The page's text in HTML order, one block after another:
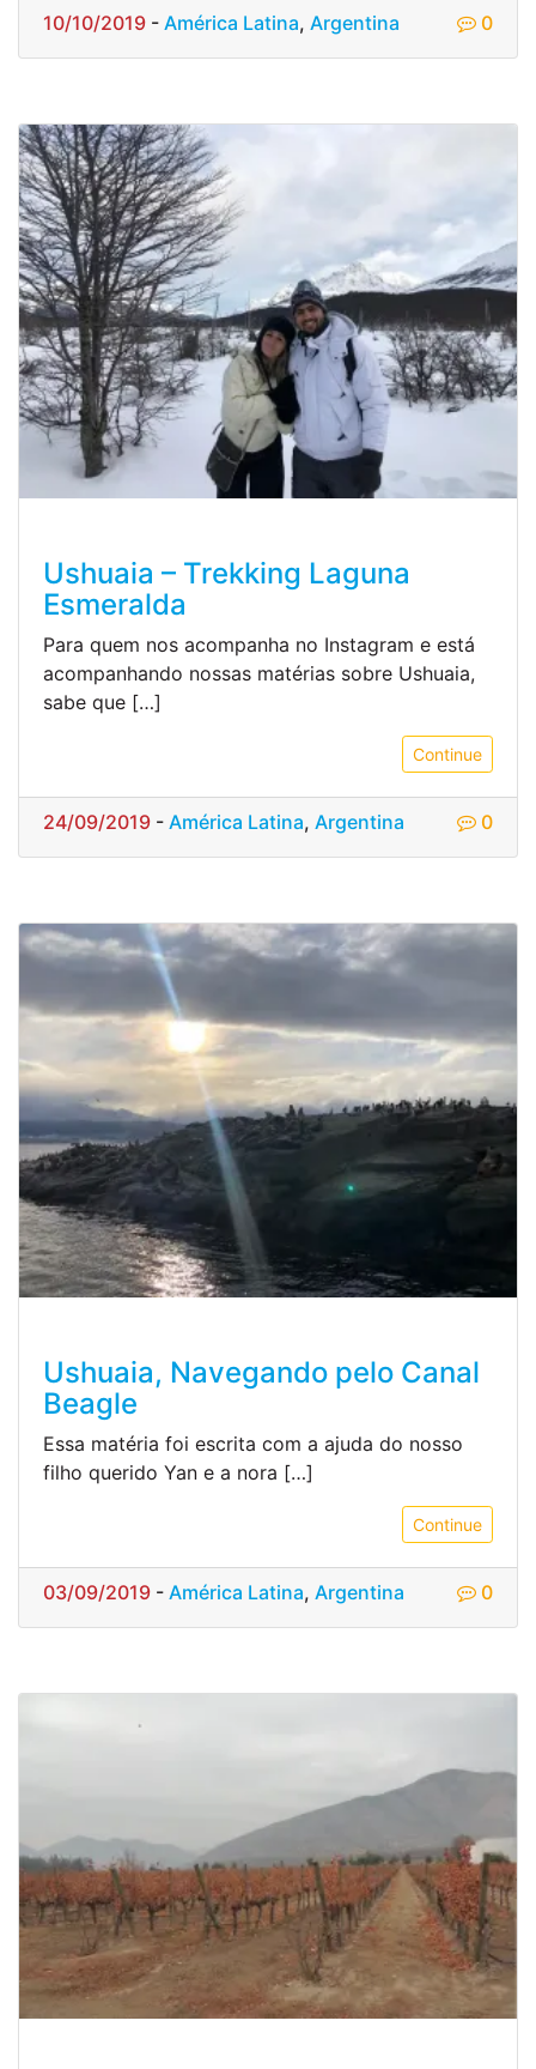
10/10/2019 - América Latina, Argentina 0
Ushuaia – Trekking Laguna
Esmeralda
Para quem nos acompanha no Instagram e está
acompanhando nossas matérias sobre Ushuaia,
sabe que […]
Continue
24/09/2019 - América Latina, Argentina 0
Ushuaia, Navegando pelo Canal
Beagle
Essa matéria foi escrita com a ajuda do nosso
filho querido Yan e a nora […]
Continue
03/09/2019 - América Latina, Argentina 0